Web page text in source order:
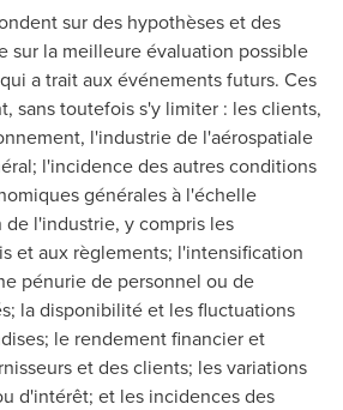
sur des hypothèses et des
sur la meilleure évaluation possible
a trait aux événements futurs. Ces
sans toutefois s'y limiter : les clients,
l'industrie de l'aérospatiale
l'incidence des autres conditions
générales à l'échelle
l'industrie, y compris les
et aux règlements; l'intensification
pénurie de personnel ou de
la disponibilité et les fluctuations
le rendement financier et
et des clients; les variations
d'intérêt; et les incidences des